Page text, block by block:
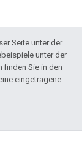
Seite unter der
unter der
finden Sie in den
eingetragene